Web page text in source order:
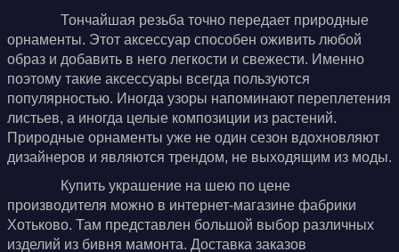
Тончайшая резьба точно передает природные
орнаменты. Этот аксессуар способен оживить любой
образ и добавить в него легкости и свежести. Именно
поэтому такие аксессуары всегда пользуются
популярностью. Иногда узоры напоминают переплетения
листьев, а иногда целые композиции из растений.
Природные орнаменты уже не один сезон вдохновляют
дизайнеров и являются трендом, не выходящим из моды.
Купить украшение на шею по цене
производителя можно в интернет-магазине фабрики
Хотьково. Там представлен большой выбор различных
изделий из бивня мамонта. Доставка заказов